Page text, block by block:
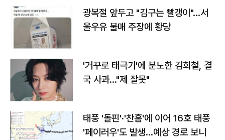
광복절 앞두고 "김구는 빨갱이"…서
울우유 불매 주장에 황당
'거꾸로 태극기'에 분노한 김희철, 결
국 사과…"제 잘못"
태풍 '돌핀'·'찬홈'에 이어 16호 태풍
'페이러우'도 발생…예상 경로 보니